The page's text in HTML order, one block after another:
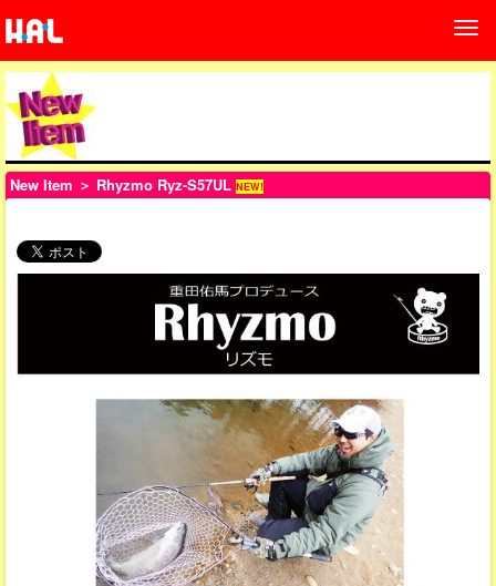
New Item ＞ Rhyzmo Ryz-S57UL NEW!